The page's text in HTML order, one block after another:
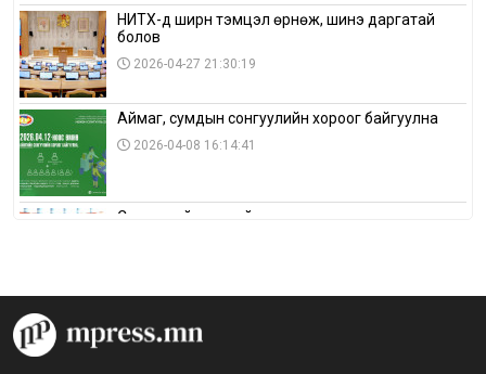
НИТХ-д ширүүн тэмцэл өрнөж, шинэ даргатай
болов
2026-04-27 21:30:19
Аймаг, сумдын сонгуулийн хороог байгуулна
2026-04-08 16:14:41
Сонгуулийн хуулийн зөрчил, шалгах,
аймагт үргэлжилж байна